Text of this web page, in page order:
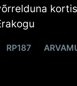
RP187